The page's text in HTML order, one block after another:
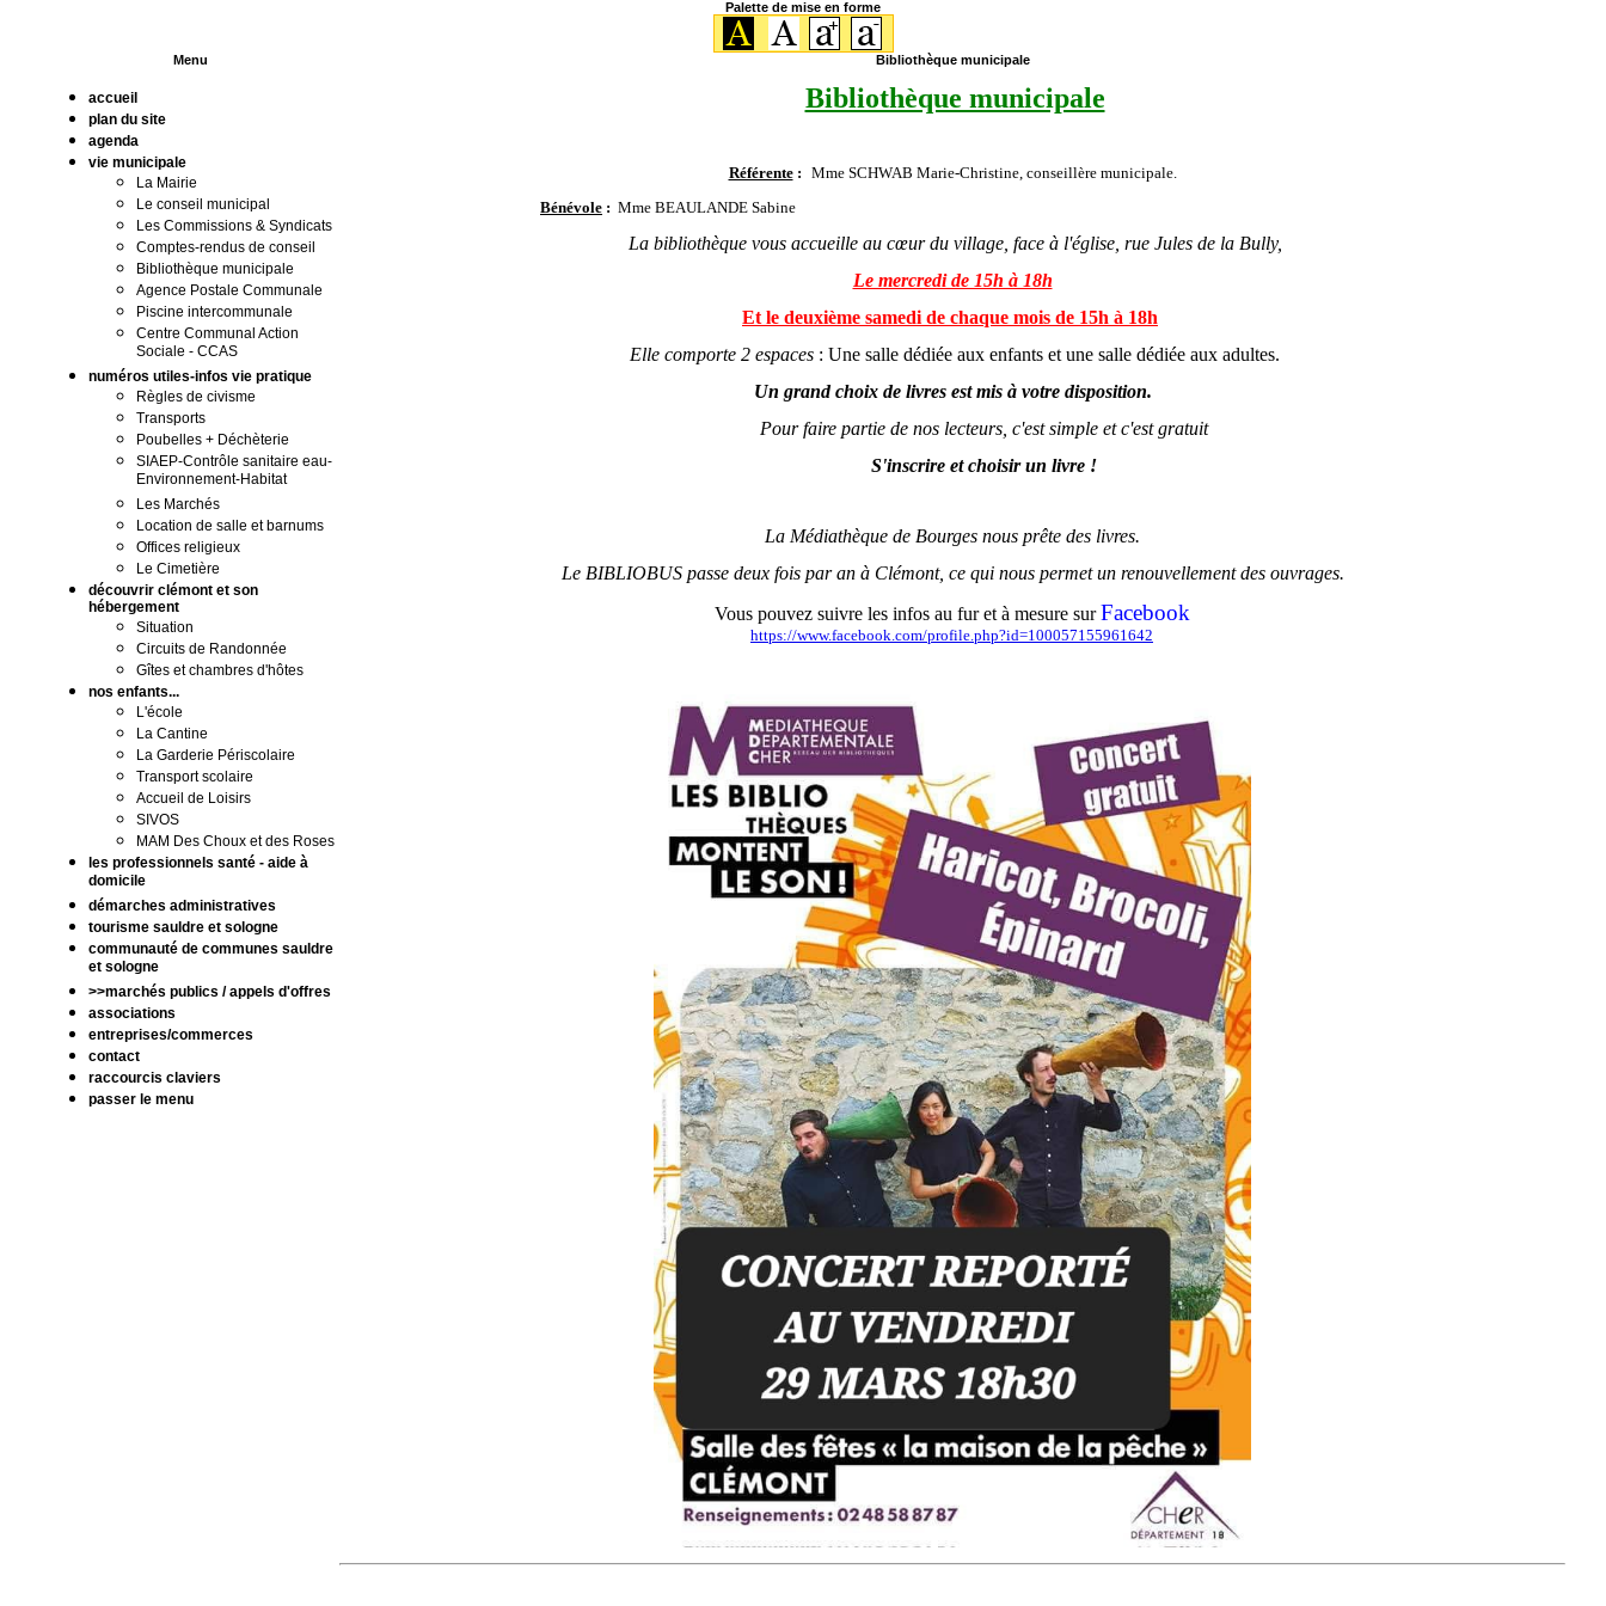
Palette de mise en forme
Menu
accueil
plan du site
agenda
vie municipale
La Mairie
Le conseil municipal
Les Commissions & Syndicats
Comptes-rendus de conseil
Bibliothèque municipale
Agence Postale Communale
Piscine intercommunale
Centre Communal Action
Sociale - CCAS
numéros utiles-infos vie pratique
Règles de civisme
Transports
Poubelles + Déchèterie
SIAEP-Contrôle sanitaire eau-
Environnement-Habitat
Les Marchés
Location de salle et barnums
Offices religieux
Le Cimetière
découvrir clémont et son
hébergement
Situation
Circuits de Randonnée
Gîtes et chambres d'hôtes
nos enfants...
L'école
La Cantine
La Garderie Périscolaire
Transport scolaire
Accueil de Loisirs
SIVOS
MAM Des Choux et des Roses
les professionnels santé - aide à
domicile
démarches administratives
tourisme sauldre et sologne
communauté de communes sauldre
et sologne
>>marchés publics / appels d'offres
associations
entreprises/commerces
contact
raccourcis claviers
passer le menu
Bibliothèque municipale
Bibliothèque municipale
Référente : Mme SCHWAB Marie-Christine, conseillère municipale.
Bénévole : Mme BEAULANDE Sabine
La bibliothèque vous accueille au cœur du village, face à l'église, rue Jules de la Bully,
Le mercredi de 15h à 18h
Et le deuxième samedi de chaque mois de 15h à 18h
Elle comporte 2 espaces : Une salle dédiée aux enfants et une salle dédiée aux adultes.
Un grand choix de livres est mis à votre disposition.
Pour faire partie de nos lecteurs, c'est simple et c'est gratuit
S'inscrire et choisir un livre !
La Médiathèque de Bourges nous prête des livres.
Le BIBLIOBUS passe deux fois par an à Clémont, ce qui nous permet un renouvellement des ouvrages.
Vous pouvez suivre les infos au fur et à mesure surFacebook
https://www.facebook.com/profile.php?id=100057155961642